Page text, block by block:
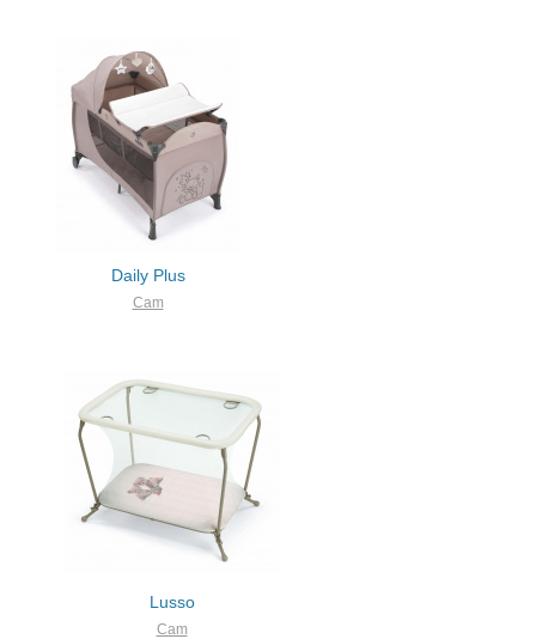
Daily Plus
Cam
Lusso
Cam